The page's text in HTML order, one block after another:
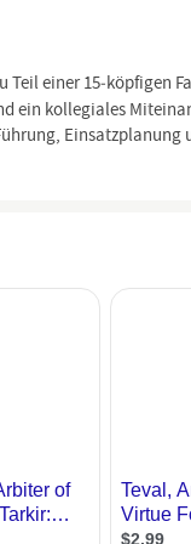
Teil einer 15‑köpfigen
ein kollegiales